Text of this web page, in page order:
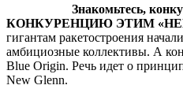
Знакомьтесь,
КОНКУРЕНЦИЮ ЭТИМ
гигантам ракетостроения
амбициозные коллективы. А
Blue Origin. Речь идет о
New Glenn.